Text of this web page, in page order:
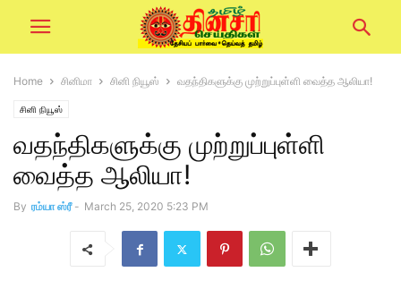
Home சினிமா சினி நியூஸ் வதந்திகளுக்கு முற்றுப்புள்ளி வைத்த ஆலியா!
சினி நியூஸ்
வதந்திகளுக்கு முற்றுப்புள்ளி
வைத்த ஆலியா!
By ரம்யா ஸ்ரீ - March 25, 2020 5:23 PM